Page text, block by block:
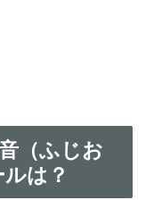
（ふじお
は？